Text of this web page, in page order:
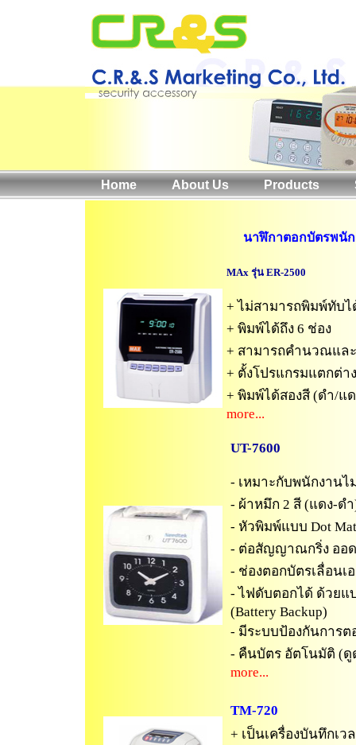
Home About Us Products
นาฬิกาตอกบัตรพนั
MAx รุ่น ER-2500
+ ไม่สามารถพิมพ์ทับไ
+ พิมพ์ได้ถึง 6 ช่อง
+ สามารถคำนวณแล
+ ตั้งโปรแกรมแตกต่
+ พิมพ์ได้สองสี (ดำ/
more...
UT-7600
- เหมาะกับพนักงานไ
- ผ้าหมึก 2 สี (แดง-ด
- หัวพิมพ์แบบ Dot
- ต่อสัญญาณกริ่ง ออด
- ช่องตอกบัตรเลื่อนเ
- ไฟดับตอกได้ ด้วยแ
(Battery Backup)
- มีระบบป้องกันการ
- คืนบัตร อัตโนมัติ (ดู
more...
TM-720
+ เป็นเครื่องบันทึกเ